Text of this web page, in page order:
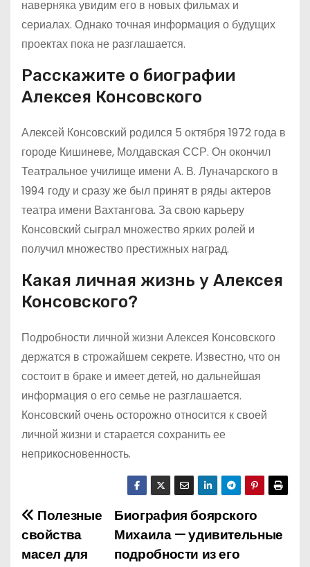
наверняка увидим его в новых фильмах и
сериалах. Однако точная информация о будущих
проектах пока не разглашается.
Расскажите о биографии
Алексея Консовского
Алексей Консовский родился 5 октября 1972 года в
городе Кишиневе, Молдавская ССР. Он окончил
Театральное училище имени А. В. Луначарского в
1994 году и сразу же был принят в ряды актеров
театра имени Вахтангова. За свою карьеру
Консовский сыграл множество ярких ролей и
получил множество престижных наград.
Какая личная жизнь у Алексея
Консовского?
Подробности личной жизни Алексея Консовского
держатся в строжайшем секрете. Известно, что он
состоит в браке и имеет детей, но дальнейшая
информация о его семье не разглашается.
Консовский очень осторожно относится к своей
личной жизни и старается сохранить ее
неприкосновенность.
Н
а
Биография боярского
Михаила — удивительные
подробности из его
Полезные
свойства
масел для